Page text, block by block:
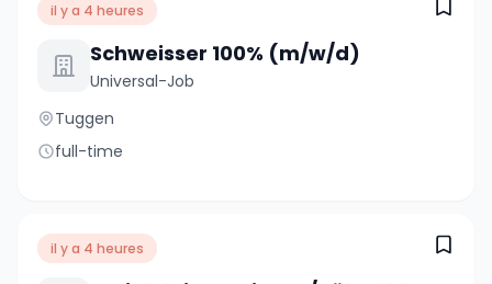
il y a 4 heures
Schweisser 100% (m/w/d)
Universal-Job
Tuggen
full-time
il y a 4 heures